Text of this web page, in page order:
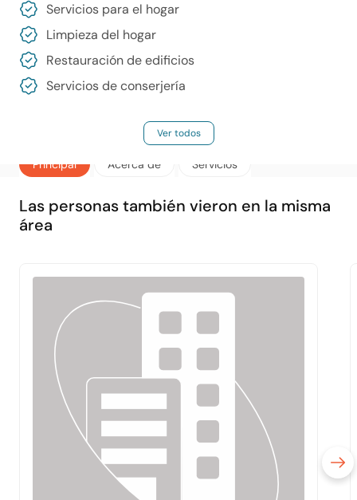
Principal Acerca de Servicios
Servicios para el hogar
Limpieza del hogar
Restauración de edificios
Servicios de conserjería
Ver todos
Las personas también vieron en la misma
área